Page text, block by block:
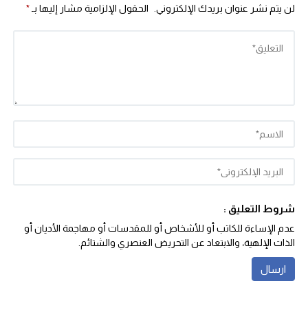
لن يتم نشر عنوان بريدك الإلكتروني. الحقول الإلزامية مشار إليها بـ*
شروط التعليق :
عدم الإساءة للكاتب أو للأشخاص أو للمقدسات أو مهاجمة الأديان أو
الذات الإلهية، والابتعاد عن التحريض العنصري والشتائم‬.